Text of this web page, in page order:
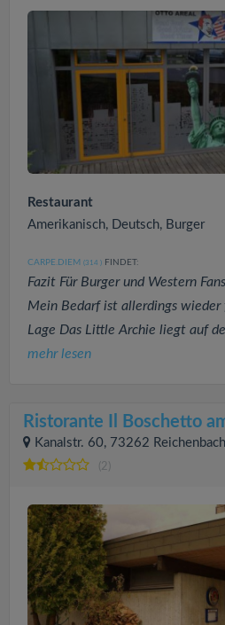
Restaurant
Amerikanisch, Deutsch, Burger
CARPE.DIEM (314 ) FINDET:
Fazit Für Burger und Western
Mein Bedarf ist allerdings wieder
Lage Das Little Archie liegt auf
mehr lesen
Ristorante Il Boschetto
Kanalstr. 60, 73262
(2)